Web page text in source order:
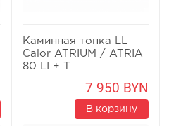
Каминная топка LL
Calor ATRIUM / ATRIA
80 LI + T
7 950 BYN
В корзину